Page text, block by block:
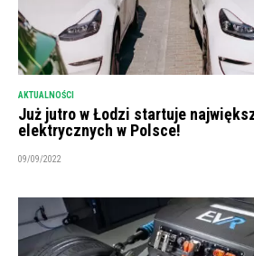
AKTUALNOŚCI
Już jutro w Łodzi startuje
elektrycznych w Polsce!
09/09/2022